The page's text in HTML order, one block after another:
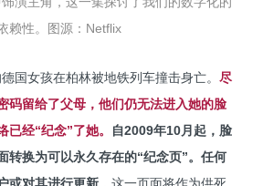
赖性。
图源： Netflix
国女孩在柏林被地铁列车撞击身亡。 尽
码留给了父母，他们仍无法进入她的脸
经“纪念”了她。
自2009年10月起，脸
转换为可以永久存在的“纪念页”。 任何